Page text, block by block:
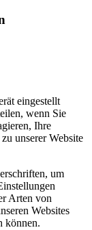
eingestellt
wenn Sie
Ihre
unserer Website
um
Arten von
Websites
können.